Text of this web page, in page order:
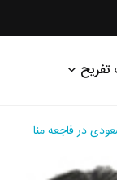
تفریح
در فاجعه منا